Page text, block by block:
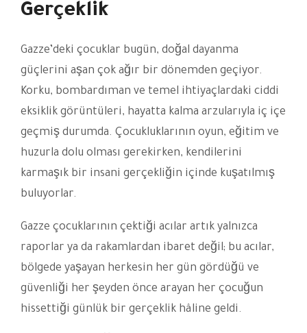
Gerçeklik
Gazze’deki çocuklar bugün, doğal dayanma
güçlerini aşan çok ağır bir dönemden geçiyor.
Korku, bombardıman ve temel ihtiyaçlardaki ciddi
eksiklik görüntüleri, hayatta kalma arzularıyla iç içe
geçmiş durumda. Çocukluklarının oyun, eğitim ve
huzurla dolu olması gerekirken, kendilerini
karmaşık bir insani gerçekliğin içinde kuşatılmış
buluyorlar.
Gazze çocuklarının çektiği acılar artık yalnızca
raporlar ya da rakamlardan ibaret değil; bu acılar,
bölgede yaşayan herkesin her gün gördüğü ve
güvenliği her şeyden önce arayan her çocuğun
hissettiği günlük bir gerçeklik hâline geldi.